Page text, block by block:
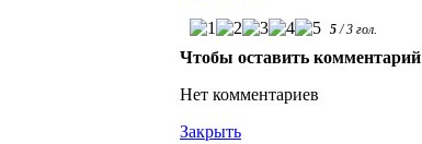
5/3 гол.
Чтобы оставить комментарий
Нет комментариев
Закрыть